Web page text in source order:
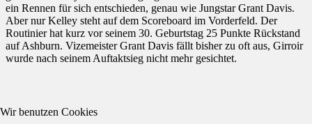
ein Rennen für sich entschieden, genau wie Jungstar Grant Davis.
Aber nur Kelley steht auf dem Scoreboard im Vorderfeld. Der
Routinier hat kurz vor seinem 30. Geburtstag 25 Punkte Rückstand
auf Ashburn. Vizemeister Grant Davis fällt bisher zu oft aus, Girroir
wurde nach seinem Auftaktsieg nicht mehr gesichtet.
Wir benutzen Cookies